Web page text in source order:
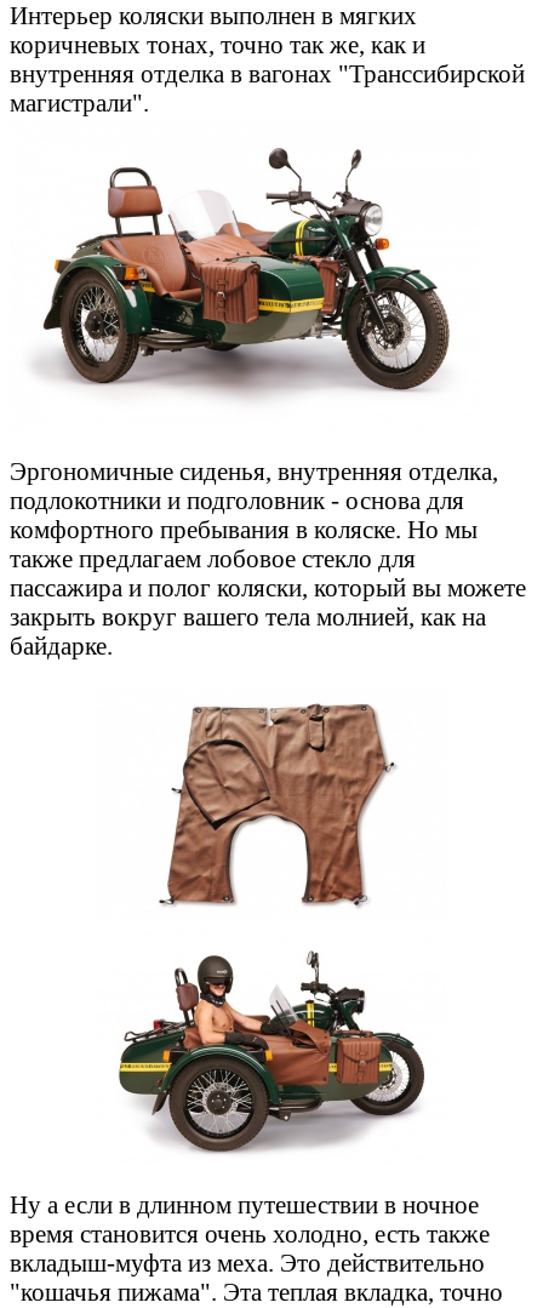
Интерьер коляски выполнен в мягких
коричневых тонах, точно так же, как и
внутренняя отделка в вагонах "Транссибирской
магистрали".
Эргономичные сиденья, внутренняя отделка,
подлокотники и подголовник - основа для
комфортного пребывания в коляске. Но мы
также предлагаем лобовое стекло для
пассажира и полог коляски, который вы можете
закрыть вокруг вашего тела молнией, как на
байдарке.
Ну а если в длинном путешествии в ночное
время становится очень холодно, есть также
вкладыш-муфта из меха. Это действительно
"кошачья пижама". Эта теплая вкладка, точно